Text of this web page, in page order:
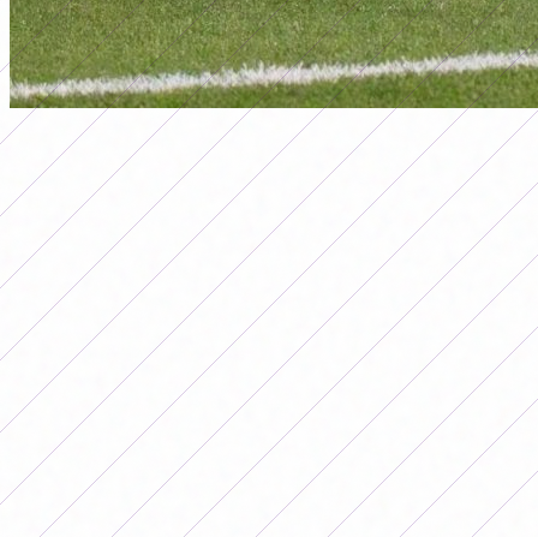
primera a
SE DEFINEN LAS FINALISTAS DEL
SEGUNDO TORNEO FEMENINO 2025
Por Redacción FutFemGol5 de diciembre de 2025
Este sábado se jugarán las vueltas de
las semifinales y se conocerán los dos
equipos que disputarán el premio
mayor del Segundo Torneo Femenino
2025.